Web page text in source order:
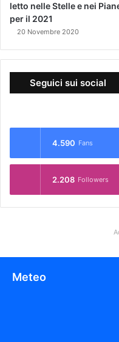
letto nelle Stelle e nei
per il 2021
20 Novembre 2020
Seguici sui social
4.590 Fans
2.208 Followers
Meteo